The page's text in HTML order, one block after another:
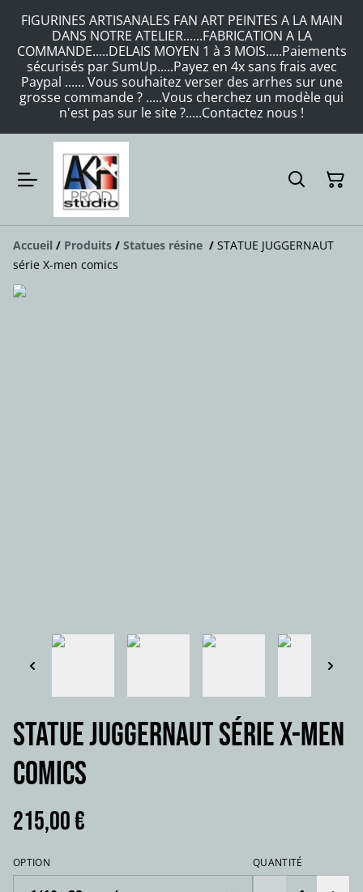
FIGURINES ARTISANALES FAN ART PEINTES A LA MAIN
DANS NOTRE ATELIER......FABRICATION A LA
COMMANDE.....DELAIS MOYEN 1 à 3 MOIS.....Paiements
sécurisés par SumUp.....Payez en 4x sans frais avec
Paypal ...... Vous souhaitez verser des arrhes sur une
grosse commande ? .....Vous cherchez un modèle qui
n'est pas sur le site ?.....Contactez nous !
Accueil / Produits / Statues résine / STATUE JUGGERNAUT
série X-men comics
STATUE JUGGERNAUT série X-men
comics
215,00 €
OPTION QUANTITÉ